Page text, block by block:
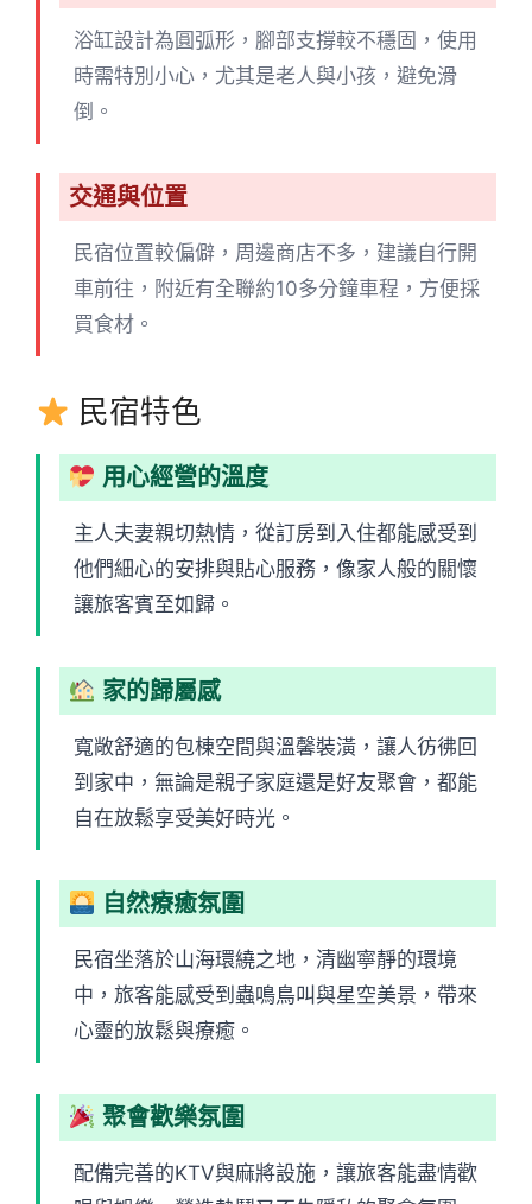
浴缸設計為圓弧形，腳部支撐較不穩固，使用
時需特別小心，尤其是老人與小孩，避免滑
倒。
交通與位置
民宿位置較偏僻，周邊商店不多，建議自行開
車前往，附近有全聯約10多分鐘車程，方便採
買食材。
民宿特色
用心經營的溫度
主人夫妻親切熱情，從訂房到入住都能感受到
他們細心的安排與貼心服務，像家人般的關懷
讓旅客賓至如歸。
家的歸屬感
寬敞舒適的包棟空間與溫馨裝潢，讓人彷彿回
到家中，無論是親子家庭還是好友聚會，都能
自在放鬆享受美好時光。
自然療癒氛圍
民宿坐落於山海環繞之地，清幽寧靜的環境
中，旅客能感受到蟲鳴鳥叫與星空美景，帶來
心靈的放鬆與療癒。
聚會歡樂氛圍
配備完善的KTV與麻將設施，讓旅客能盡情歡